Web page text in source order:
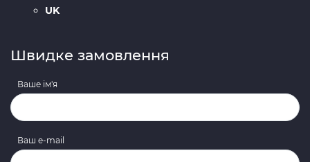
UK
Швидке замовлення
Ваше ім'я
Ваш e-mail